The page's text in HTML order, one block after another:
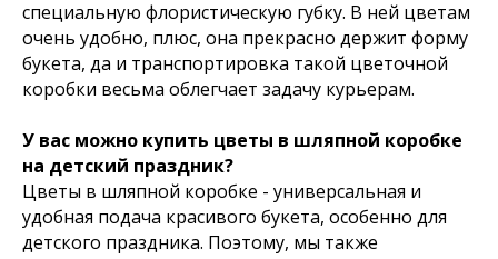
специальную флористическую губку. В ней цветам
очень удобно, плюс, она прекрасно держит форму
букета, да и транспортировка такой цветочной
коробки весьма облегчает задачу курьерам.
У вас можно купить цветы в шляпной коробке
на детский праздник?
Цветы в шляпной коробке - универсальная и
удобная подача красивого букета, особенно для
детского праздника. Поэтому, мы также